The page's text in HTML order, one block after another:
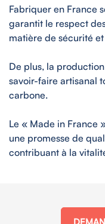
Fabriquer en France
garantit le respect
matière de sécurité
De plus, la
savoir-faire artisanal
carbone.
Le « Made in France
une promesse de
contribuant à la